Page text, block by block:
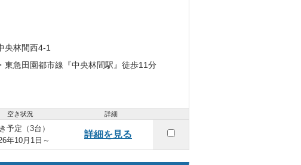
央林間西4-1
東急田園都市線『中央林間駅』徒歩11分
空き状況 詳細
予定（3台）
年10月1日～
詳細を見る